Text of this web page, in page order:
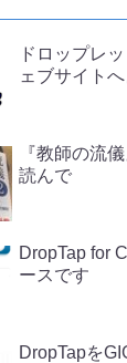
ドロップレ
ェブサイト
『教師の流
読んで
DropTap for
ースです
DropTapを